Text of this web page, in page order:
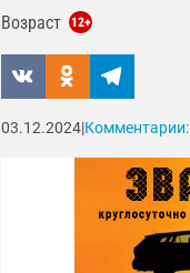
Возраст 12+
03.12.2024 Комментарии: